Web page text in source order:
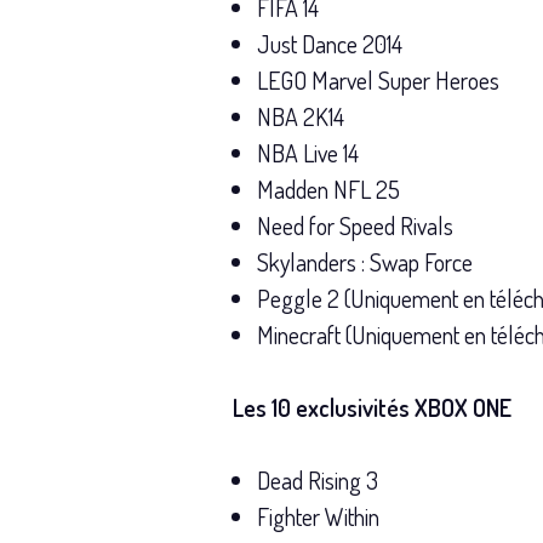
FIFA 14
Just Dance 2014
LEGO Marvel Super Heroes
NBA 2K14
NBA Live 14
Madden NFL 25
Need for Speed Rivals
Skylanders : Swap Force
Peggle 2 (Uniquement en
Minecraft (Uniquement en
Les 10 exclusivités XBOX ONE
Dead Rising 3
Fighter Within